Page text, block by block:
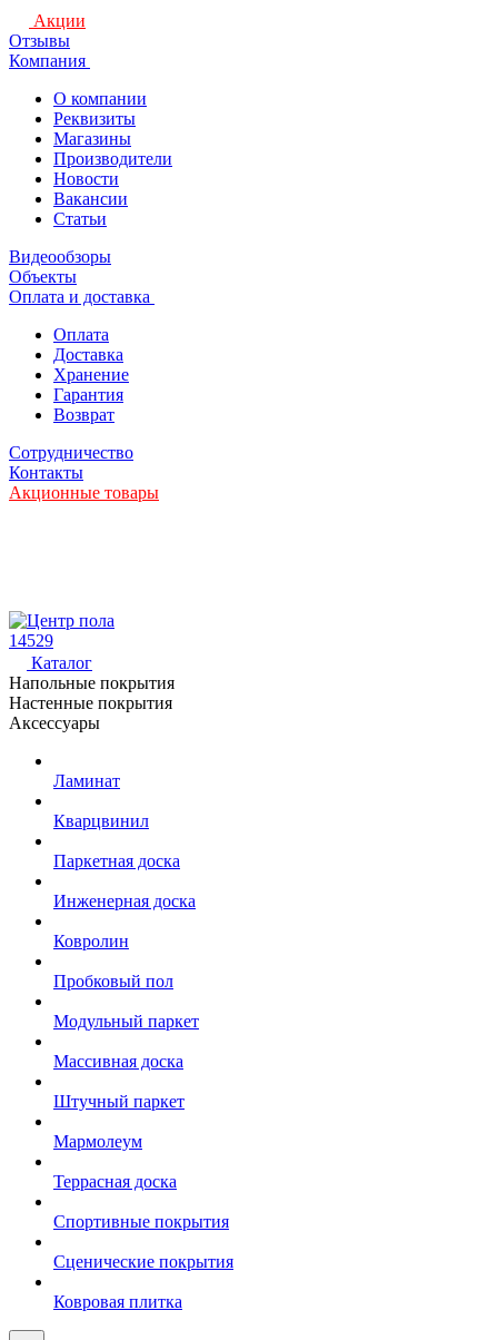
Акции
Отзывы
Компания
О компании
Реквизиты
Магазины
Производители
Новости
Вакансии
Статьи
Видеообзоры
Объекты
Оплата и доставка
Оплата
Доставка
Хранение
Гарантия
Возврат
Сотрудничество
Контакты
Акционные товары
14529
Каталог
Напольные покрытия
Настенные покрытия
Аксессуары
Ламинат
Кварцвинил
Паркетная доска
Инженерная доска
Ковролин
Пробковый пол
Модульный паркет
Массивная доска
Штучный паркет
Мармолеум
Террасная доска
Спортивные покрытия
Сценические покрытия
Ковровая плитка